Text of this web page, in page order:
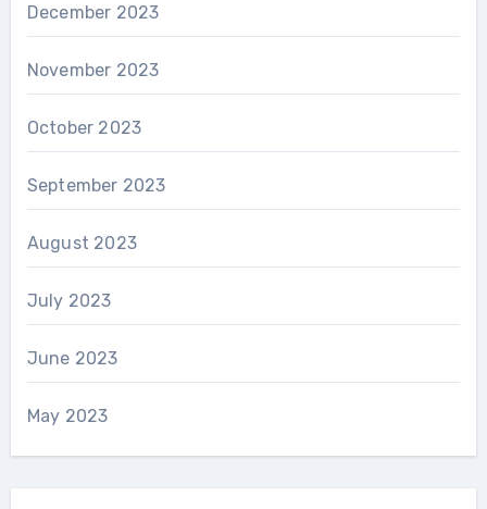
December 2023
November 2023
October 2023
September 2023
August 2023
July 2023
June 2023
May 2023